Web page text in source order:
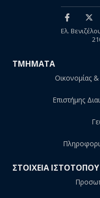
Ελ.
ΤΜΗΜΑΤΑ
Οικονομίας
Επιστήμης
ΣΤΟΙΧΕΙΑ ΙΣΤΟΤΟΠΟΥ